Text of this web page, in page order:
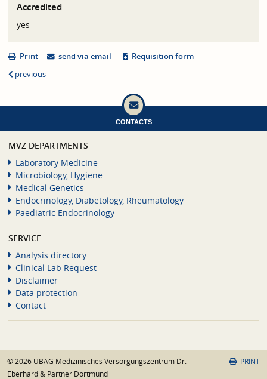
Accredited
yes
Print send via email
Requisition form
previous
CONTACTS
MVZ DEPARTMENTS
Laboratory Medicine
Microbiology, Hygiene
Medical Genetics
Endocrinology, Diabetology, Rheumatology
Paediatric Endocrinology
SERVICE
Analysis directory
Clinical Lab Request
Disclaimer
Data protection
Contact
© 2026 ÜBAG Medizinisches Versorgungszentrum Dr.
Eberhard & Partner Dortmund
PRINT